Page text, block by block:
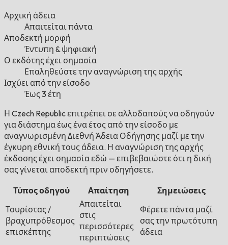
Αρχική άδεια
Απαιτείται πάντα
Αποδεκτή μορφή
Έντυπη & ψηφιακή
Ο εκδότης έχει σημασία
Επαληθεύστε την αναγνώριση της αρχής
Ισχύει από την είσοδο
Έως 3 έτη
Η Czech Republic επιτρέπει σε αλλοδαπούς να οδηγούν
για διάστημα έως ένα έτος από την είσοδο με
αναγνωρισμένη Διεθνή Άδεια Οδήγησης μαζί με την
έγκυρη εθνική τους άδεια. Η αναγνώριση της αρχής
έκδοσης έχει σημασία εδώ — επιβεβαιώστε ότι η δική
σας γίνεται αποδεκτή πριν οδηγήσετε.
Τύπος οδηγού Απαίτηση
Σημειώσεις
Τουρίστας /
βραχυπρόθεσμος
επισκέπτης
Απαιτείται
στις
περισσότερες
περιπτώσεις
Φέρετε πάντα μαζί
σας την πρωτότυπη
άδεια